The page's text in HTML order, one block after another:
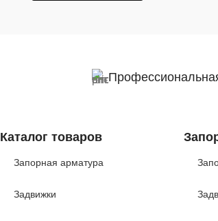
Каталог товаров
Запорная арматура
Задвижки